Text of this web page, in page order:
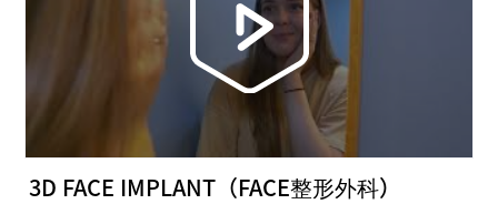
3D FACE IMPLANT（FACE整形外科）